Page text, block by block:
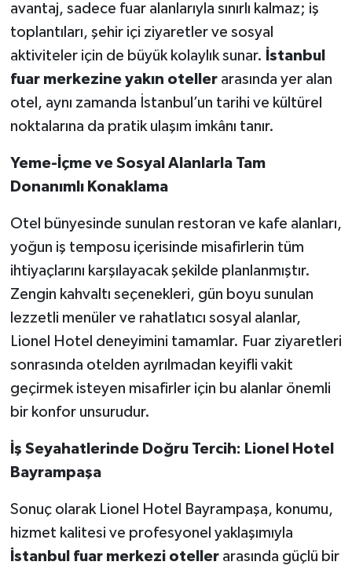
avantaj, sadece fuar alanlarıyla sınırlı kalmaz; iş
toplantıları, şehir içi ziyaretler ve sosyal
aktiviteler için de büyük kolaylık sunar. İstanbul
fuar merkezine yakın otellerarasında yer alan
otel, aynı zamanda İstanbul’un tarihi ve kültürel
noktalarına da pratik ulaşım imkânı tanır.
Yeme-İçme ve Sosyal Alanlarla Tam
Donanımlı Konaklama
Otel bünyesinde sunulan restoran ve kafe alanları,
yoğun iş temposu içerisinde misafirlerin tüm
ihtiyaçlarını karşılayacak şekilde planlanmıştır.
Zengin kahvaltı seçenekleri, gün boyu sunulan
lezzetli menüler ve rahatlatıcı sosyal alanlar,
Lionel Hotel deneyimini tamamlar. Fuar ziyaretleri
sonrasında otelden ayrılmadan keyifli vakit
geçirmek isteyen misafirler için bu alanlar önemli
bir konfor unsurudur.
İş Seyahatlerinde Doğru Tercih: Lionel Hotel
Bayrampaşa
Sonuç olarak Lionel Hotel Bayrampaşa, konumu,
hizmet kalitesi ve profesyonel yaklaşımıyla
İstanbul fuar merkezi otellerarasında güçlü bir